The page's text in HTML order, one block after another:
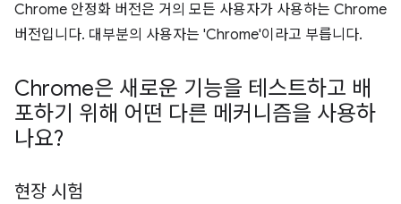
Chrome 안정화 버전은 거의 모든 사용자가 사용하는 Chrome
버전입니다. 대부분의 사용자는 'Chrome'이라고 부릅니다.
Chrome은 새로운 기능을 테스트하고 배
포하기 위해 어떤 다른 메커니즘을 사용하
나요?
현장 시험